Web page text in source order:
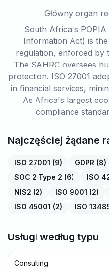
Główny organ
South Africa's
Information Act) is
regulation, enforced by
The SAHRC oversees
protection. ISO 27001
in financial services,
As Africa's largest
compliance
Najczęściej żądane
ISO 27001 (9) GDPR (8)
SOC 2 Type 2 (6) ISO
NIS2 (2) ISO 9001 (2)
ISO 45001 (2) ISO
Usługi według typu
Consulting